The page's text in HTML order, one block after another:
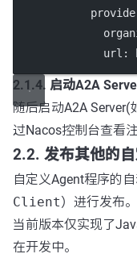
url :
2.1.4. 启动A2A
随后启动A2A Server(
过Nacos控制台查看
2.2. 发布其他的
自定义Agent程序的
Client） 进行发布。
当前版本仅实现了
在开发中。